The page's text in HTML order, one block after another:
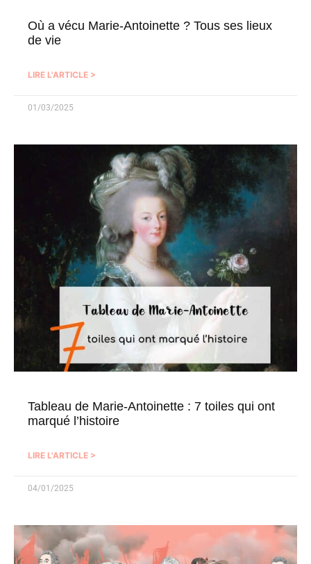
Où a vécu Marie-Antoinette ? Tous ses lieux
de vie
LIRE L'ARTICLE >
01/03/2025
Tableau de Marie-Antoinette : 7 toiles qui ont
marqué l’histoire
LIRE L'ARTICLE >
04/01/2025